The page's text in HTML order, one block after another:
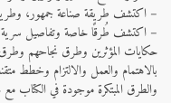
– اكتشف طريقة صناعة جمهور،
– اكتشف طُرقًا خاصة وتفاصيل سرية
حكايات المؤثرين وطرق نجاحهم
بالاهتمام والعمل والالتزام وخطط
والطرق المبتكرة موجودة في